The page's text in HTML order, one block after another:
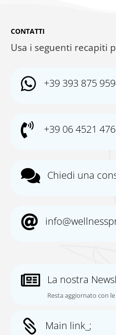
CONTATTI
Usa i seguenti recapiti
 +39 393 875
 +39 06 4521
 Chiedi una

 La nostra
Resta aggiornato con
 Main link_;